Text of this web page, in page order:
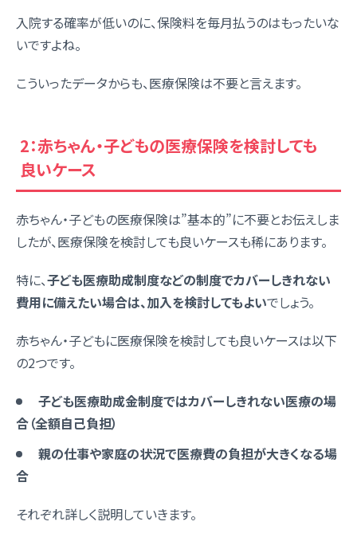
入院する確率が低いのに、保険料を毎月払うのはもったいな
いですよね。
こういったデータからも、医療保険は不要と言えます。
2：赤ちゃん・子どもの医療保険を検討しても
良いケース
赤ちゃん・子どもの医療保険は”基本的”に不要とお伝えしま
したが、医療保険を検討しても良いケースも稀にあります。
特に、子ども医療助成制度などの制度でカバーしきれない
費用に備えたい場合は、加入を検討してもよいでしょう。
赤ちゃん・子どもに医療保険を検討しても良いケースは以下
の2つです。
子ども医療助成金制度ではカバーしきれない医療の場
合（全額自己負担）
親の仕事や家庭の状況で医療費の負担が大きくなる場
合
それぞれ詳しく説明していきます。